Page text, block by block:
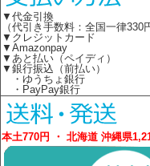
▼代金引換
（代引き手数料：全国一律330
▼クレジットカード
▼Amazonpay
▼あと払い（ペイディ）
▼銀行振込（前払い）
・ゆうちょ銀行
・PayPay銀行
本土770円 ・ 北海道 沖縄県